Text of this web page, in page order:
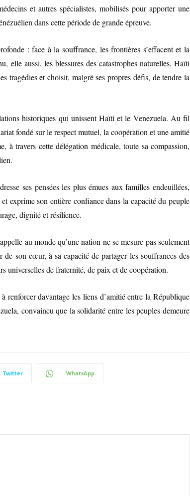
et autres spécialistes, mobilisés pour apporter une
dans cette période de grande épreuve.
: face à la souffrance, les frontières s’effacent et la
elle aussi, les blessures des catastrophes naturelles, Haïti
tragédies et choisit, malgré ses propres défis, de tendre la
historiques qui unissent Haïti et le Venezuela. Au fil
fondé sur le respect mutuel, la coopération et une amitié
à travers cette délégation médicale, toute sa compassion,
ses pensées les plus émues aux familles endeuillées,
exprime son entière confiance dans la capacité du peuple
dignité et résilience.
au monde qu’une nation ne se mesure pas seulement
de son cœur, à sa capacité de partager les souffrances des
universelles de fraternité, de paix et de coopération.
renforcer davantage les liens d’amitié entre la République
convaincu que la solidarité entre les peuples demeure
Twitter WhatsApp